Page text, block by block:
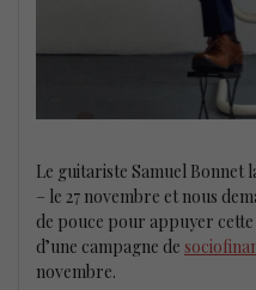
Le guitariste Samuel Bonnet
– le 27 novembre et nous
de pouce pour appuyer
d’une campagne de
novembre.